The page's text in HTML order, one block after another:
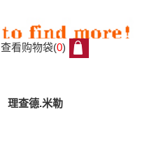
查看购物袋(0)
理查德.米勒